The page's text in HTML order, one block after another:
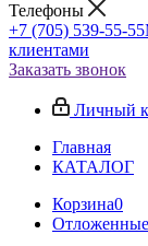
Телефоны
+7 (705) 539-55-55
клиентами
Заказать звонок
Личный
Главная
КАТАЛОГ
Корзина0
Отложенные